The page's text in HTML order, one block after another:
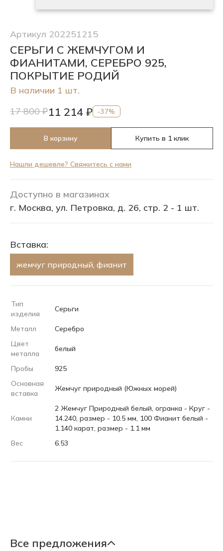
Артикул 202251215
СЕРЬГИ С ЖЕМЧУГОМ И
ФИАНИТАМИ, СЕРЕБРО 925,
ПОКРЫТИЕ РОДИЙ
В наличии 1 шт.
17 800 ₽11 214 ₽ -37%
В корзину Купить в 1 клик
Нашли дешевле? Свяжитесь с нами
Доступно в магазинах
г. Москва, ул. Петровка, д. 26, стр. 2 - 1 шт.
Вставка:
жемчуг природный, фианит
Тип
изделия
Серьги
Металл
Серебро
Цвет
металла
белый
Пробы
925
Основная
вставка
Жемчуг природный (Южных морей)
Камни
2 Жемчуг Природный белый, огранка - Круг -
14.240, размер - 10.5 мм, 100 Фианит белый -
1.140 карат, размер - 1.1 мм
Вес
6.53
Все предложения